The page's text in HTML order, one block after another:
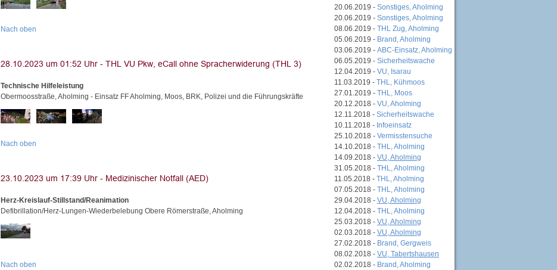
Nach oben
Technische Hilfeleistung
Obermoosstraße, Aholming - Einsatz FF Aholming, Moos, BRK, Polizei und die Führungskräfte
Nach oben
Herz-Kreislauf-Stillstand/Reanimation
Defibrillation/Herz-Lungen-Wiederbelebung Obere Römerstraße, Aholming
Nach oben
20.06.2019 - Sonstiges, Aholming
20.06.2019 - Sonstiges, Aholming
08.06.2019 - THL Zug, Aholming
05.06.2019 - Brand, Aholming
03.06.2019 - ABC-Einsatz, Aholming
06.05.2019 - Sicherheitswache
12.04.2019 - VU, Isarau
11.03.2019 - THL, Kühmoos
27.01.2019 - THL, Moos
20.12.2018 - VU, Aholming
12.11.2018 - Sicherheitswache
10.11.2018 - Infoeinsatz
25.10.2018 - Vermisstensuche
14.10.2018 - THL, Aholming
14.09.2018 - VU, Aholming
31.05.2018 - THL, Aholming
11.05.2018 - THL, Aholming
07.05.2018 - THL, Aholming
29.04.2018 - VU, Aholming
12.04.2018 - THL, Aholming
25.03.2018 - VU, Aholming
02.03.2018 - VU, Aholming
27.02.2018 - Brand, Gergweis
08.02.2018 - VU, Tabertshausen
02.02.2018 - Brand, Aholming